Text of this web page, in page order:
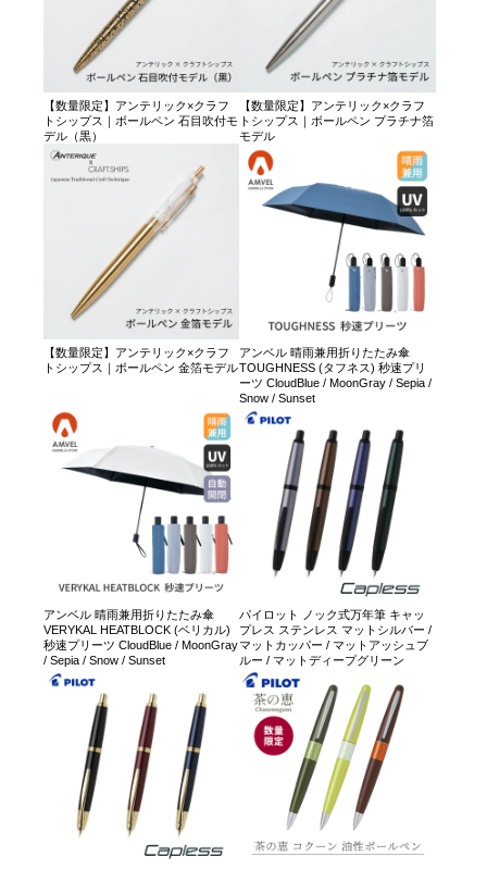
【数量限定】アンテリック×クラフ
トシップス｜ボールペン 石目吹付モ
デル（黒）
【数量限定】アンテリック×クラフ
トシップス｜ボールペン プラチナ箔
モデル
【数量限定】アンテリック×クラフ
トシップス｜ボールペン 金箔モデル
アンベル 晴雨兼用折りたたみ傘
TOUGHNESS (タフネス) 秒速プリ
ーツ CloudBlue / MoonGray / Sepia /
Snow / Sunset
アンベル 晴雨兼用折りたたみ傘
VERYKAL HEATBLOCK (ベリカル)
秒速プリーツ CloudBlue / MoonGray
/ Sepia / Snow / Sunset
パイロット ノック式万年筆 キャッ
プレス ステンレス マットシルバー /
マットカッパー / マットアッシュブ
ルー / マットディープグリーン